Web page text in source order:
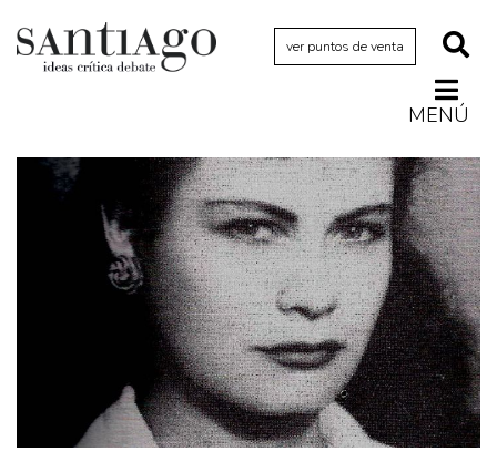
ver puntos de venta
MENÚ
Actualidad
Archivo Cenfoto-UDP
Arquetipos de situación
Artes visuales
Críticas